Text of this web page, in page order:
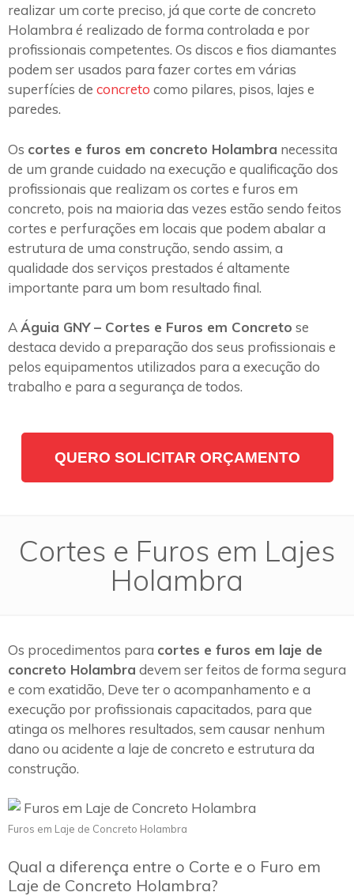
realizar um corte preciso, já que corte de concreto
Holambra é realizado de forma controlada e por
profissionais competentes. Os discos e fios diamantes
podem ser usados para fazer cortes em várias
superfícies de concreto como pilares, pisos, lajes e
paredes.
Os cortes e furos em concreto Holambra necessita
de um grande cuidado na execução e qualificação dos
profissionais que realizam os cortes e furos em
concreto, pois na maioria das vezes estão sendo feitos
cortes e perfurações em locais que podem abalar a
estrutura de uma construção, sendo assim, a
qualidade dos serviços prestados é altamente
importante para um bom resultado final.
AÁguia GNY – Cortes e Furos em Concreto se
destaca devido a preparação dos seus profissionais e
pelos equipamentos utilizados para a execução do
trabalho e para a segurança de todos.
QUERO SOLICITAR ORÇAMENTO
Cortes e Furos em Lajes
Holambra
Os procedimentos para cortes e furos em laje de
concreto Holambra devem ser feitos de forma segura
e com exatidão, Deve ter o acompanhamento e a
execução por profissionais capacitados, para que
atinga os melhores resultados, sem causar nenhum
dano ou acidente a laje de concreto e estrutura da
construção.
Furos em Laje de Concreto Holambra
Qual a diferença entre o Corte e o Furo em
Laje de Concreto Holambra?